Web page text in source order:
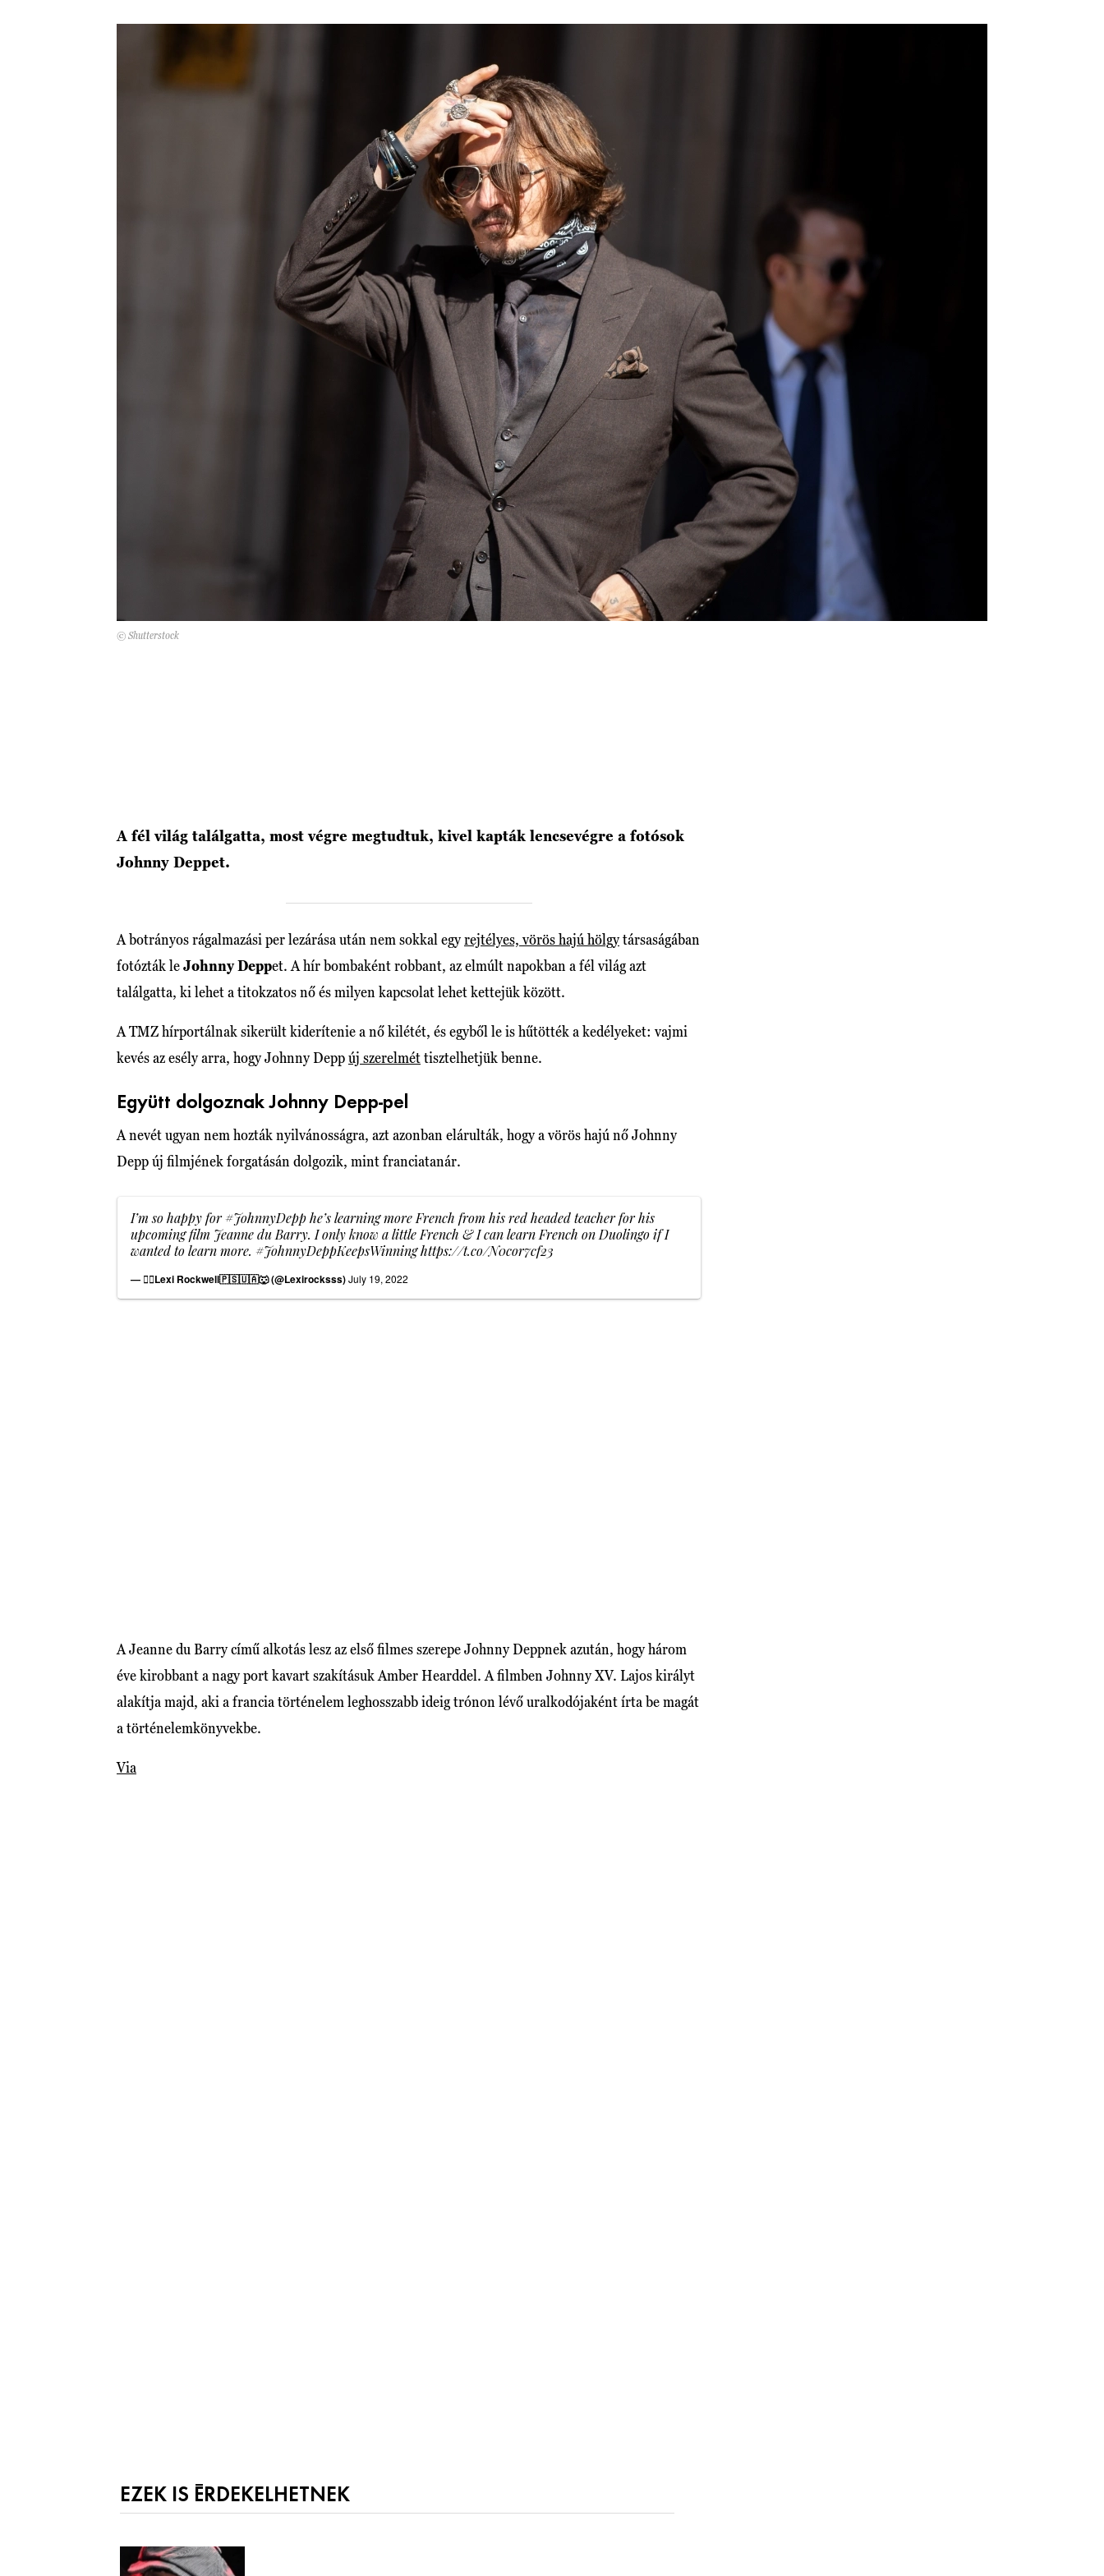
© Shutterstock
A fél világ találgatta, most végre megtudtuk, kivel kapták lencsevégre a fotósok
Johnny Deppet.
A botrányos rágalmazási per lezárása után nem sokkal egyrejtélyes, vörös hajú hölgytársaságában
fotózták leJohnny Deppet. A hír bombaként robbant, az elmúlt napokban a fél világ azt
találgatta, ki lehet a titokzatos nő és milyen kapcsolat lehet kettejük között.
A TMZ hírportálnak sikerült kiderítenie a nő kilétét, és egyből le is hűtötték a kedélyeket: vajmi
kevés az esély arra, hogy Johnny Deppúj szerelméttisztelhetjük benne.
Együtt dolgoznak Johnny Depp-pel
A nevét ugyan nem hozták nyilvánosságra, azt azonban elárulták, hogy a vörös hajú nő Johnny
Depp új filmjének forgatásán dolgozik, mint franciatanár.
I’m so happy for#JohnnyDepphe’s learning more French from his red headed teacher for his
upcoming film Jeanne du Barry. I only know a little French & I can learn French on Duolingo if I
wanted to learn more. #JohnnyDeppKeepsWinninghttps://t.co/N0cor7cf23
— 🏴‍☠️Lexi Rockwell🇵🇸🇺🇦🐺 (@Lexirocksss)July 19, 2022
A Jeanne du Barry című alkotás lesz az első filmes szerepe Johnny Deppnek azután, hogy három
éve kirobbant a nagy port kavart szakításuk Amber Hearddel. A filmben Johnny XV. Lajos királyt
alakítja majd, aki a francia történelem leghosszabb ideig trónon lévő uralkodójaként írta be magát
a történelemkönyvekbe.
Via
EZEK IS ÉRDEKELHETNEK